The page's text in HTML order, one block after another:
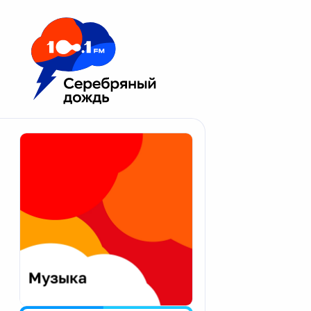
Москва 100.1 FM
Апатиты
Екатеринбург
Калининград
Калуга